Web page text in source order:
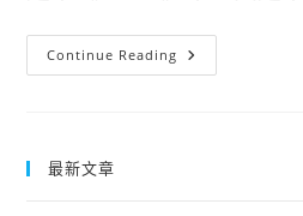
Continue Reading 《A1.A2》
U
最新文章